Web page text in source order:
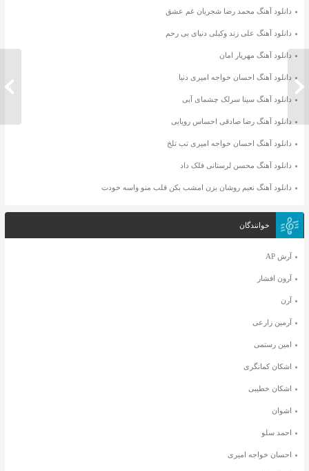
دانلود آهنگ محمد رضا شجریان غم عشق
دانلود آهنگ علی زند وکیلی دنیای بی رحم
دانلود آهنگ مهریار امان
دانلود آهنگ احسان خواجه امیری دنیا
دانلود آهنگ سینا سرلک چشمای آبی
دانلود آهنگ رضا صادقی احساس رویایی
دانلود آهنگ احسان خواجه امیری تب تلخ
دانلود آهنگ محسن لرستانی فلک داد
دانلود آهنگ نعیم روشان بزن امشب بکن قلب منو واسه خودت
خوانندگان
آرش AP
آرون افشار
آرن
آرمین زارعی
امین رستمی
اشکان کمانگری
اشکان خطیبی
اشوان
احمد سلو
احسان خواجه امیری